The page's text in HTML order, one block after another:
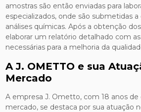
amostras são então enviadas para
especializados, onde são submetidas
análises químicas. Após a obtenção
elaborar um relatório detalhado com
necessárias para a melhoria da
A J. OMETTO e sua
Mercado
A empresa J. Ometto, com 18 anos de
mercado, se destaca por sua atuação